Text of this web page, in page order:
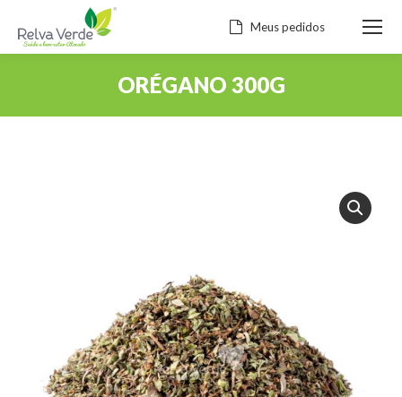
Meus pedidos
ORÉGANO 300G